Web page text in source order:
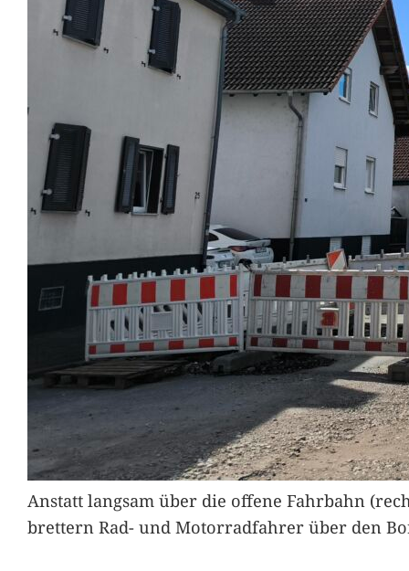
Anstatt langsam über die offene Fahrbahn
brettern Rad- und Motorradfahrer über den